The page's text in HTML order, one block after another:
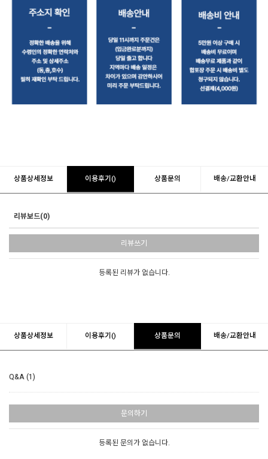
상품상세정보 이용후기() 상품문의 배송/교환안내
리뷰보드(0)
리뷰쓰기
등록된 리뷰가 없습니다.
상품상세정보 이용후기() 상품문의 배송/교환안내
Q&A (1)
문의하기
등록된 문의가 없습니다.